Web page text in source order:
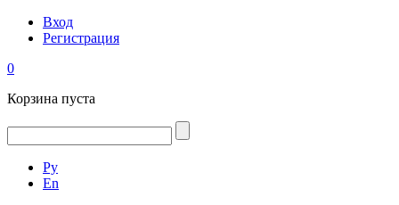
Вход
Регистрация
0
Корзина пуста
Ру
En